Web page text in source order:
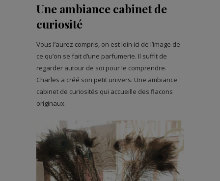
Une ambiance cabinet de
curiosité
Vous l’aurez compris, on est loin ici de l’image de
ce qu’on se fait d’une parfumerie. Il suffit de
regarder autour de soi pour le comprendre.
Charles a créé son petit univers. Une ambiance
cabinet de curiosités qui accueille des flacons
originaux.